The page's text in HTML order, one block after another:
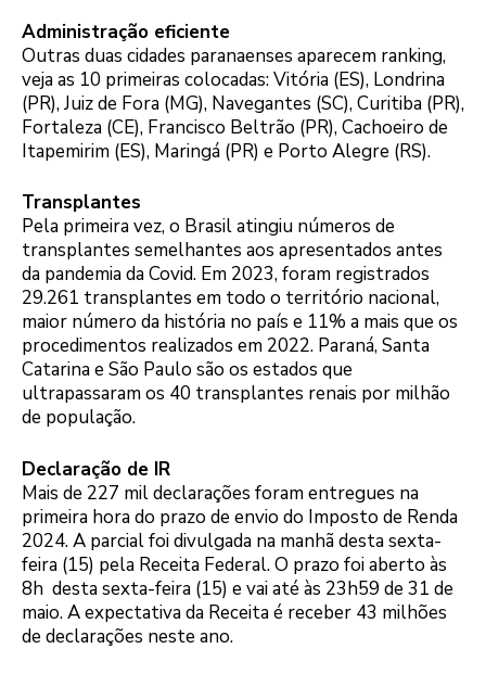
Administração eficiente
Outras duas cidades paranaenses aparecem ranking,
veja as 10 primeiras colocadas: Vitória (ES), Londrina
(PR), Juiz de Fora (MG), Navegantes (SC), Curitiba (PR),
Fortaleza (CE), Francisco Beltrão (PR), Cachoeiro de
Itapemirim (ES), Maringá (PR) e Porto Alegre (RS).
Transplantes
Pela primeira vez, o Brasil atingiu números de
transplantes semelhantes aos apresentados antes
da pandemia da Covid. Em 2023, foram registrados
29.261 transplantes em todo o território nacional,
maior número da história no país e 11% a mais que os
procedimentos realizados em 2022. Paraná, Santa
Catarina e São Paulo são os estados que
ultrapassaram os 40 transplantes renais por milhão
de população.
Declaração de IR
Mais de 227 mil declarações foram entregues na
primeira hora do prazo de envio do Imposto de Renda
2024. A parcial foi divulgada na manhã desta sexta-
feira (15) pela Receita Federal. O prazo foi aberto às
8h desta sexta-feira (15) e vai até às 23h59 de 31 de
maio. A expectativa da Receita é receber 43 milhões
de declarações neste ano.